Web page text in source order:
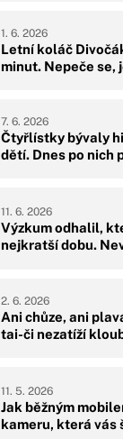
Letní koláč
minut. Nepeče se,
1. 6. 2026
Čtyřlístky bývaly
dětí. Dnes po nich
7. 6. 2026
Výzkum odhalil,
nejkratší dobu.
11. 6. 2026
Ani chůze, ani
tai-či nezatíží
2. 6. 2026
Jak běžným
kameru, která vás
11. 5. 2026